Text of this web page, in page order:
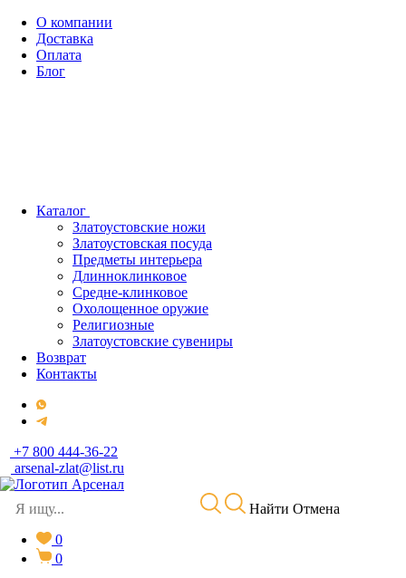
О компании
Доставка
Оплата
Блог
Каталог
Златоустовские ножи
Златоустовская посуда
Предметы интерьера
Длинноклинковое
Средне-клинковое
Охолощенное оружие
Религиозные
Златоустовские сувениры
Возврат
Контакты
+7 800 444-36-22
arsenal-zlat@list.ru
Найти Отмена
0
0